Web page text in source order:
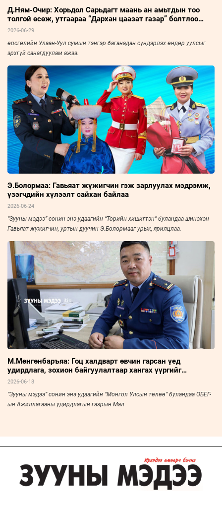
Д.Ням-Очир: Хорьдол Сарьдагт маань ан амьтдын тоо
толгой өсөж, утгаараа “Дархан цаазат газар” болтлоо
хөгжсөнд сэтгэл бахдаж явдаг
2026-06-29
өвсгөлийн Улаан-Уул сумын тэнгэр баганадан сүндэрлэх өндөр уулсыг
эрхгүй санагдуулам ажээ.
Э.Болормаа: Гавьяат жүжигчин гэж зарлуулах мэдрэмж,
үзэгчдийн хүлээлт сайхан байлаа
2026-06-24
“Зууны мэдээ” сонин энэ удаагийн “Төрийн хишигтэн” буландаа шинэхэн
Гавьяат жүжигчин, уртын дуучин Э.Болормааг урьж, ярилцлаа.
М.Мөнгөнбаръяа: Гоц халдварт өвчин гарсан үед
удирдлага, зохион байгуулалтаар хангах үүргийг
хэрэгжүүлдэг
2026-06-18
“Зууны мэдээ” сонин энэ удаагийн “Монгол Улсын төлөө” буландаа ОБЕГ-
ын Ажиллагааны удирдлагын газрын Мал